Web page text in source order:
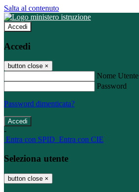
Salta al contenuto
Accedi
Accedi
button close ×
Nome Utente
Password
Password dimenticata?
-
Entra con SPID Entra con CIE
Seleziona utente
button close ×